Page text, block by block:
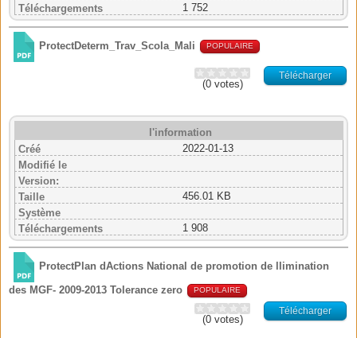
Téléchargements
1 752
ProtectDeterm_Trav_Scola_Mali POPULAIRE
Télécharger
(0 votes)
l'information
Créé
2022-01-13
Modifié le
Version:
Taille
456.01 KB
Système
Téléchargements
1 908
ProtectPlan dActions National de promotion de llimination
des MGF- 2009-2013 Tolerance zero
POPULAIRE
Télécharger
(0 votes)